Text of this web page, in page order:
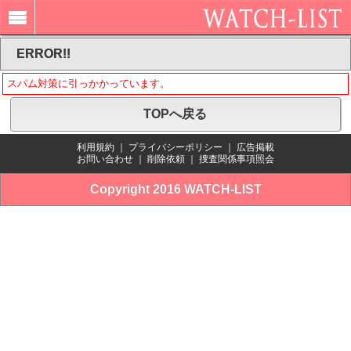
ERROR!!
スパム対策に引っかかっています。
TOPへ戻る
利用規約 プライバシーポリシー
広告掲載
お問い合わせ
削除依頼 捜査関係事項照会
Copyright 2016 WATCH-LIST